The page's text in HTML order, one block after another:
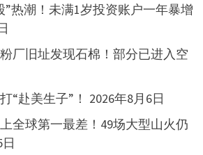
”热潮！未满1岁投资账户一年暴增
厂旧址发现石棉！部分已进入空
“赴美生子”！ 2026年8月6日
全球第一最差！49场大型山火仍